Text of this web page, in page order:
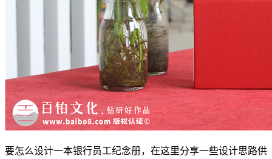
要怎么设计一本银行员工纪念册，在这里分享一些设计思路供